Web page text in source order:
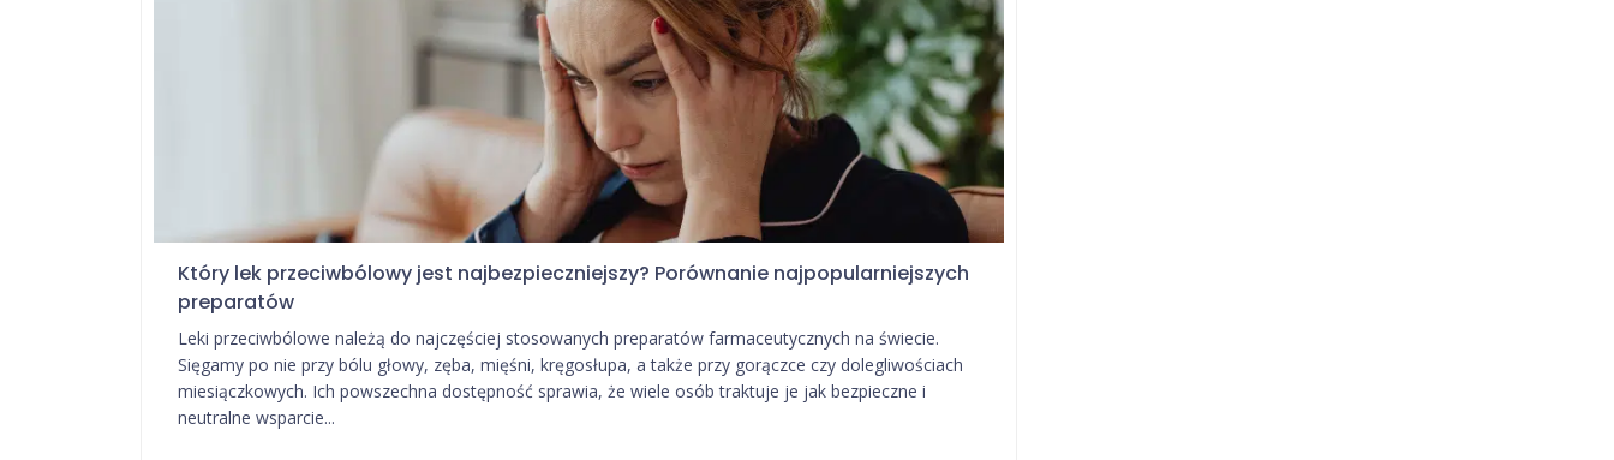
Który lek przeciwbólowy jest najbezpieczniejszy? Porównanie najpopularniejszych
preparatów
Leki przeciwbólowe należą do najczęściej stosowanych preparatów farmaceutycznych na świecie.
Sięgamy po nie przy bólu głowy, zęba, mięśni, kręgosłupa, a także przy gorączce czy dolegliwościach
miesiączkowych. Ich powszechna dostępność sprawia, że wiele osób traktuje je jak bezpieczne i
neutralne wsparcie...